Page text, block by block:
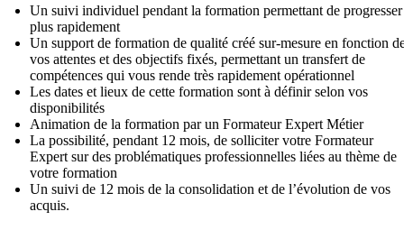
Un suivi individuel pendant la formation permettant de progresser
plus rapidement
Un support de formation de qualité créé sur-mesure en fonction
vos attentes et des objectifs fixés, permettant un transfert de
compétences qui vous rende très rapidement opérationnel
Les dates et lieux de cette formation sont à définir selon vos
disponibilités
Animation de la formation par un Formateur Expert Métier
La possibilité, pendant 12 mois, de solliciter votre Formateur
Expert sur des problématiques professionnelles liées au thème de
votre formation
Un suivi de 12 mois de la consolidation et de l’évolution de vos
acquis.